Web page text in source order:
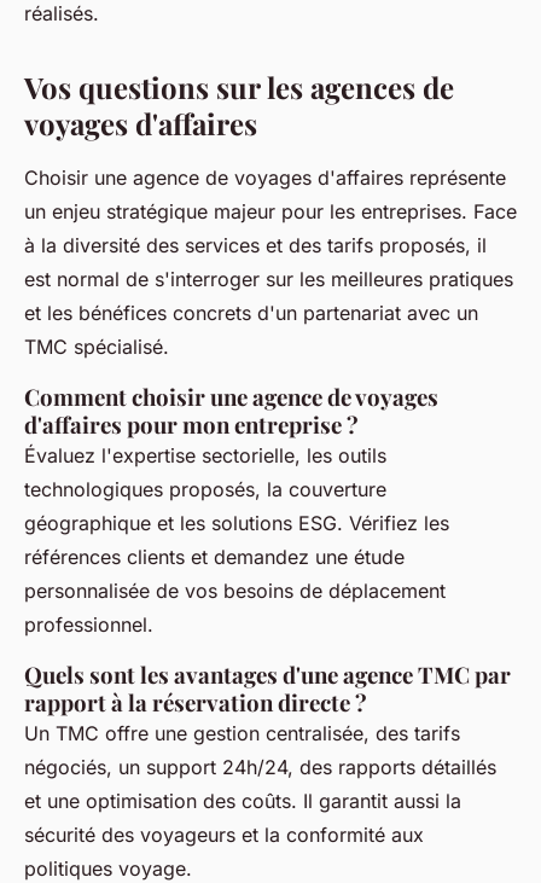
réalisés.
Vos questions sur les agences de
voyages d'affaires
Choisir une agence de voyages d'affaires représente
un enjeu stratégique majeur pour les entreprises. Face
à la diversité des services et des tarifs proposés, il
est normal de s'interroger sur les meilleures pratiques
et les bénéfices concrets d'un partenariat avec un
TMC spécialisé.
Comment choisir une agence de voyages
d'affaires pour mon entreprise ?
Évaluez l'expertise sectorielle, les outils
technologiques proposés, la couverture
géographique et les solutions ESG. Vérifiez les
références clients et demandez une étude
personnalisée de vos besoins de déplacement
professionnel.
Quels sont les avantages d'une agence TMC par
rapport à la réservation directe ?
Un TMC offre une gestion centralisée, des tarifs
négociés, un support 24h/24, des rapports détaillés
et une optimisation des coûts. Il garantit aussi la
sécurité des voyageurs et la conformité aux
politiques voyage.